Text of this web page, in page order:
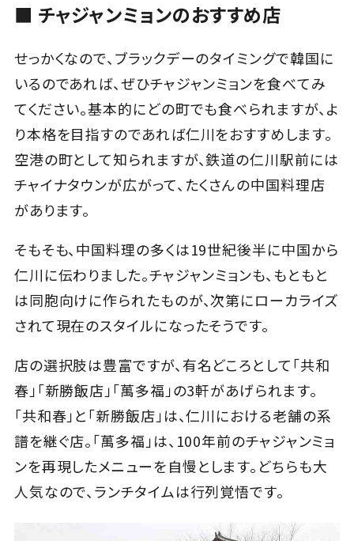
■ チャジャンミョンのおすすめ店
せっかくなので、ブラックデーのタイミングで韓国に
いるのであれば、ぜひチャジャンミョンを食べてみ
てください。基本的にどの町でも食べられますが、よ
り本格を目指すのであれば仁川をおすすめします。
空港の町として知られますが、鉄道の仁川駅前には
チャイナタウンが広がって、たくさんの中国料理店
があります。
そもそも、中国料理の多くは19世紀後半に中国から
仁川に伝わりました。チャジャンミョンも、もともと
は同胞向けに作られたものが、次第にローカライズ
されて現在のスタイルになったそうです。
店の選択肢は豊富ですが、有名どころとして「共和
春」「新勝飯店」「萬多福」の3軒があげられます。
「共和春」と「新勝飯店」は、仁川における老舗の系
譜を継ぐ店。「萬多福」は、100年前のチャジャンミョ
ンを再現したメニューを自慢とします。どちらも大
人気なので、ランチタイムは行列覚悟です。